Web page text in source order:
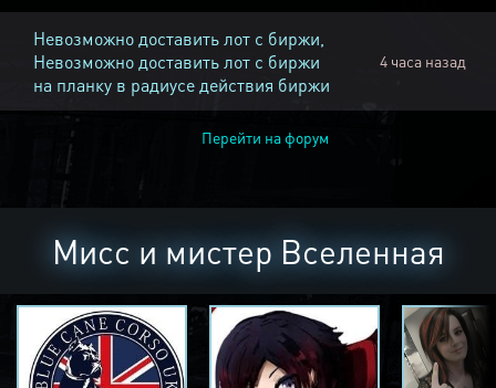
Невозможно доставить лот с биржи,
Невозможно доставить лот с биржи
на планку в радиусе действия биржи
4 часа назад
Перейти на форум
Мисс и мистер Вселенная